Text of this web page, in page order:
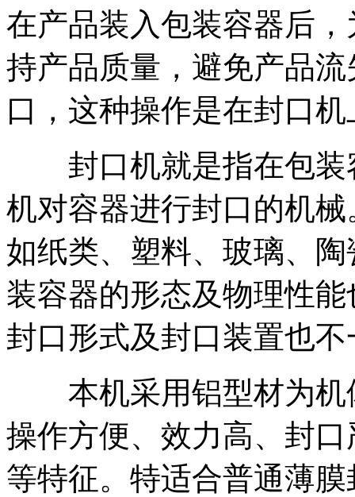
在产品装入包装容器后
持产品质量，避免产品
口，这种操作是在封口
封口机就是指在包装
机对容器进行封口的机
如纸类、塑料、玻璃、
装容器的形态及物理性
封口形式及封口装置也不
本机采用铝型材为机
操作方便、效力高、封
等特征。特适合普通薄